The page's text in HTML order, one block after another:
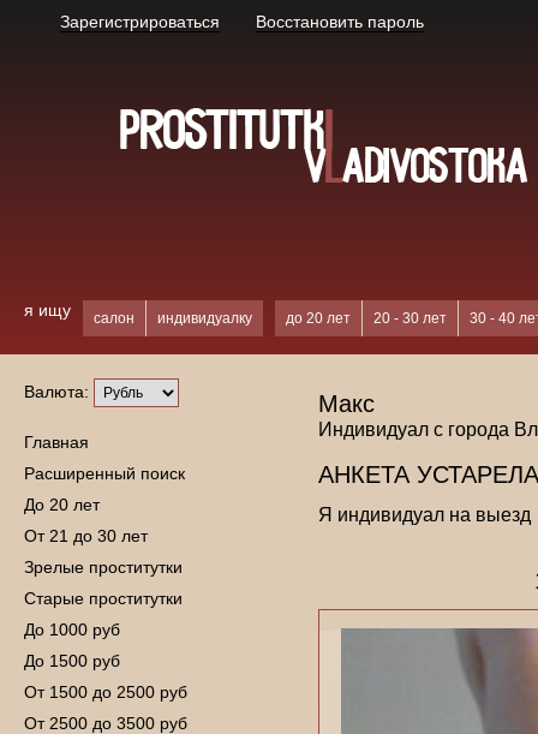
Зарегистрироваться Восстановить пароль
я ищу салон индивидуалку до 20 лет 20 - 30 лет 30 - 40
Валюта:
Главная
Расширенный поиск
До 20 лет
От 21 до 30 лет
Зрелые проститутки
Старые проститутки
До 1000 руб
До 1500 руб
От 1500 до 2500 руб
От 2500 до 3500 руб
Макс
Индивидуал с города
АНКЕТА
Я индивидуал на выезд